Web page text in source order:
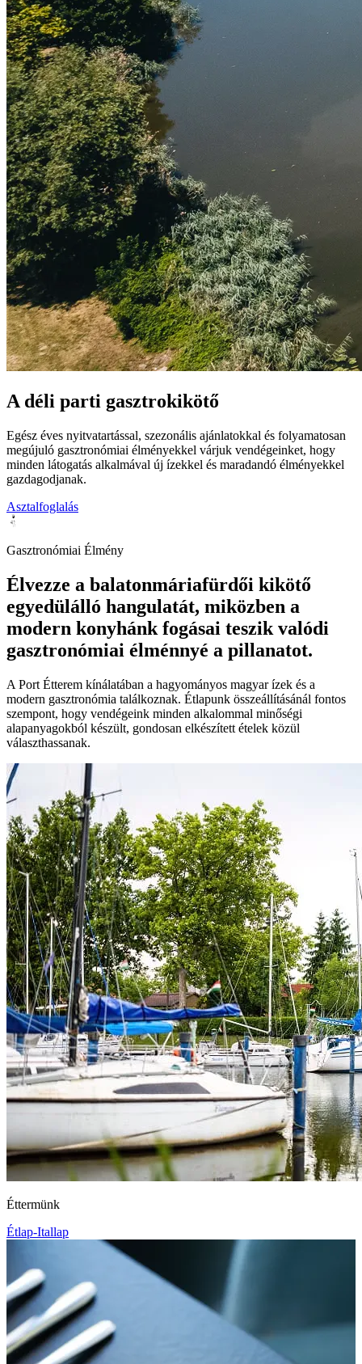
A déli parti gasztrokikötő
Egész éves nyitvatartással, szezonális ajánlatokkal és folyamatosan
megújuló gasztronómiai élményekkel várjuk vendégeinket, hogy
minden látogatás alkalmával új ízekkel és maradandó élményekkel
gazdagodjanak.
Asztalfoglalás
Gasztronómiai Élmény
Élvezze a balatonmáriafürdői kikötő
egyedülálló hangulatát, miközben a
modern konyhánk fogásai teszik valódi
gasztronómiai élménnyé a pillanatot.
A Port Étterem kínálatában a hagyományos magyar ízek és a
modern gasztronómia találkoznak. Étlapunk összeállításánál fontos
szempont, hogy vendégeink minden alkalommal minőségi
alapanyagokból készült, gondosan elkészített ételek közül
választhassanak.
Éttermünk
Étlap-Itallap